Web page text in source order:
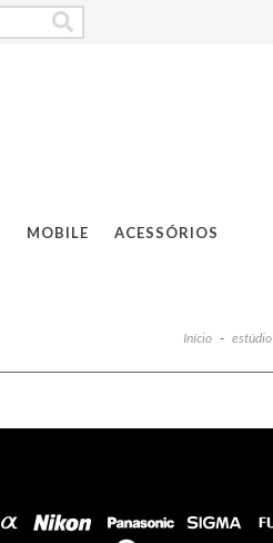
MOBILE ACESSÓRIOS
Início - estúdio